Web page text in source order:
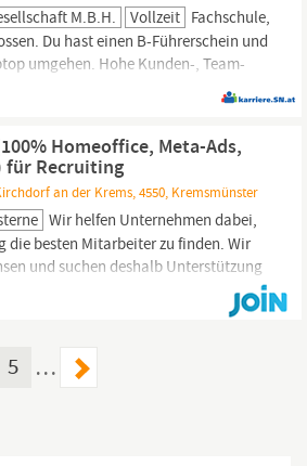
M.b.H. Vollzeit Fachschule,
Du hast einen B-Führerschein und
umgehen. Hohe Kunden-, Team-
liegt dir in den Genen. Du bist
blühst auf, wenn du selbständig
(m...
Homeoffice, Meta-Ads,
für Recruiting
an der Krems, 4550, Kremsmünster
Wir helfen Unternehmen dabei,
besten Mitarbeiter zu finden. Wir
und suchen deshalb Unterstützung
Projekte. Aufgaben Zunächst
zwingend Vorerfahrung im Recruiting,
5 …